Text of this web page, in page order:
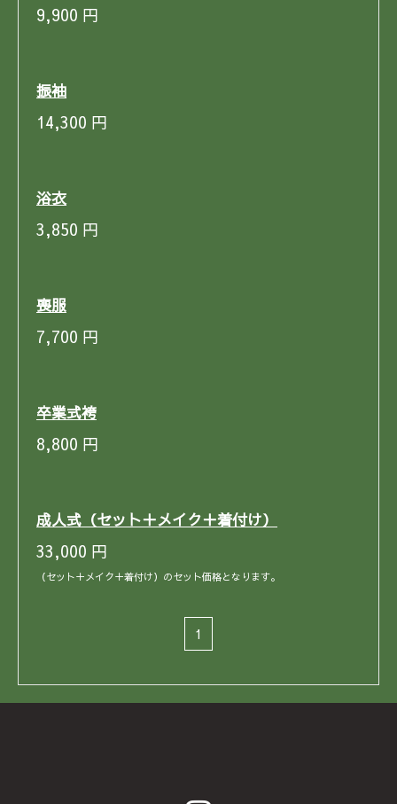
9,900 円
振袖
14,300 円
浴衣
3,850 円
喪服
7,700 円
卒業式袴
8,800 円
成人式（セット＋メイク＋着付け）
33,000 円
（セット＋メイク＋着付け）のセット価格となります。
1